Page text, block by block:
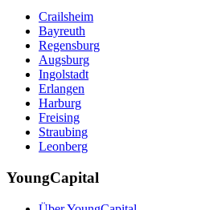
Crailsheim
Bayreuth
Regensburg
Augsburg
Ingolstadt
Erlangen
Harburg
Freising
Straubing
Leonberg
YoungCapital